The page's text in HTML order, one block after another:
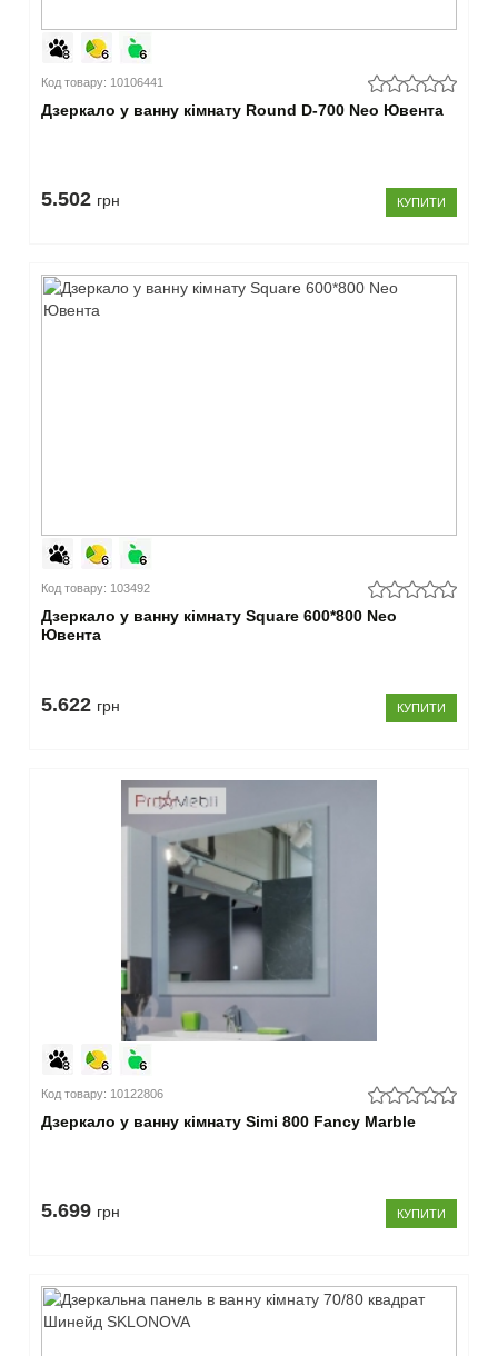
Код товару: 10106441
Дзеркало у ванну кімнату Round D-700 Neo Ювента
5.502 грн КУПИТИ
Код товару: 103492
Дзеркало у ванну кімнату Square 600*800 Neo
Ювента
5.622 грн КУПИТИ
Код товару: 10122806
Дзеркало у ванну кімнату Simi 800 Fancy Marble
5.699 грн КУПИТИ